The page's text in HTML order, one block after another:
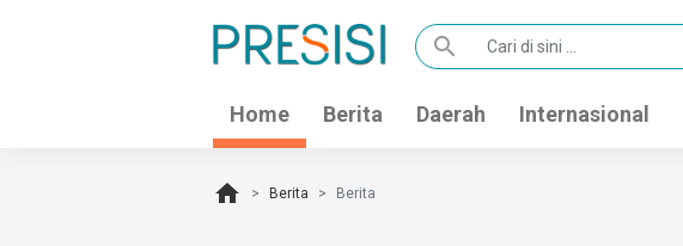
search
Home Berita Daerah Internasional
home Berita Berita